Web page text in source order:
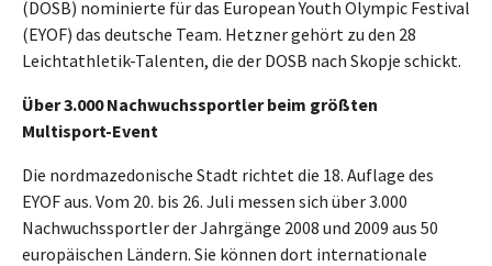
(DOSB) nominierte für das European Youth Olympic Festival
(EYOF) das deutsche Team. Hetzner gehört zu den 28
Leichtathletik-Talenten, die der DOSB nach Skopje schickt.
Über 3.000 Nachwuchssportler beim größten
Multisport-Event
Die nordmazedonische Stadt richtet die 18. Auflage des
EYOF aus. Vom 20. bis 26. Juli messen sich über 3.000
Nachwuchssportler der Jahrgänge 2008 und 2009 aus 50
europäischen Ländern. Sie können dort internationale